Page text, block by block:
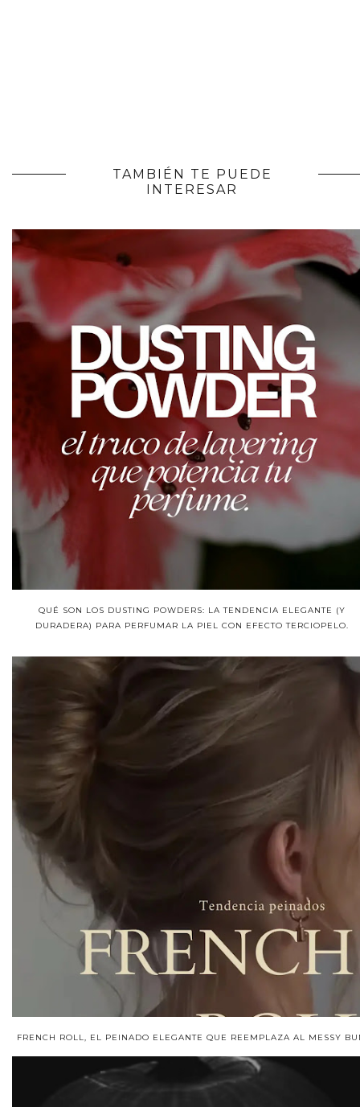
TAMBIÉN TE PUEDE
INTERESAR
QUÉ SON LOS DUSTING POWDERS: LA TENDENCIA ELEGANTE (Y
DURADERA) PARA PERFUMAR LA PIEL CON EFECTO TERCIOPELO.
FRENCH ROLL, EL PEINADO ELEGANTE QUE REEMPLAZA AL MESSY